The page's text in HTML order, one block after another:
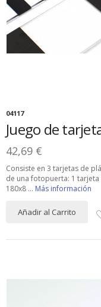
04117
Juego de
42,69 €
Consiste en 3 tarjetas de
de una fotopuerta: 1
180x8 ... Más información
Añadir al Carrito